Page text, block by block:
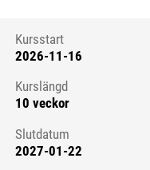
Kursstart 6086644
Kursstart
2026-11-16
Kurslängd
10 veckor
Slutdatum
2027-01-22